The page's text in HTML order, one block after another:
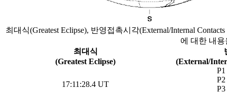
최대식(Greatest Eclipse), 반영접촉시각(External/Internal
에 대한 내
최대식
(Greatest Eclipse)
(External/
17:11:28.4 UT